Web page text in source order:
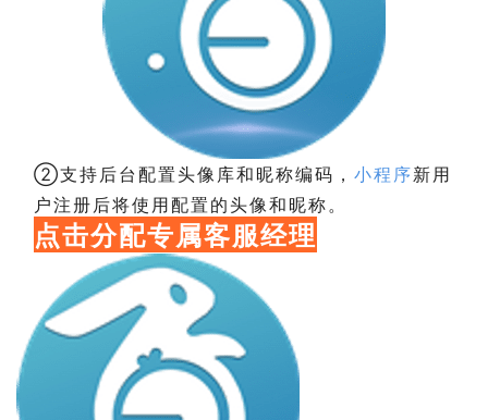
②支持后台配置头像库和昵称编码， 小程序新用
户注册后将使用配置的头像和昵称。
点击分配专属客服经理